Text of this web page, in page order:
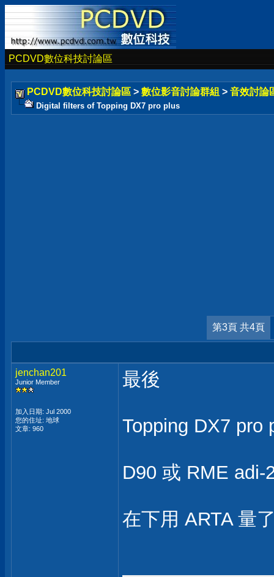
PCDVD數位科技討論區
PCDVD數位科技討論區 > 數位影音討論群組 > 音效討論
Digital filters of Topping DX7 pro plus
第3頁 共4頁
jenchan201
Junior Member
加入日期: Jul 2000
您的住址: 地球
文章: 960
最後
Topping DX7 pro
D90 或 RME adi-
在下用 ARTA 量